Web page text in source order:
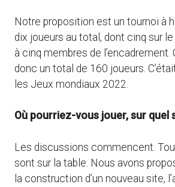
Notre proposition est un tournoi à
dix joueurs au total, dont cinq sur
à cinq membres de l’encadrement.
donc un total de 160 joueurs.
les Jeux mondiaux 2022.
Où pourriez-vous jouer, sur quel
Les discussions commencent.
sont sur la table. Nous avons
la construction d’un nouveau site,